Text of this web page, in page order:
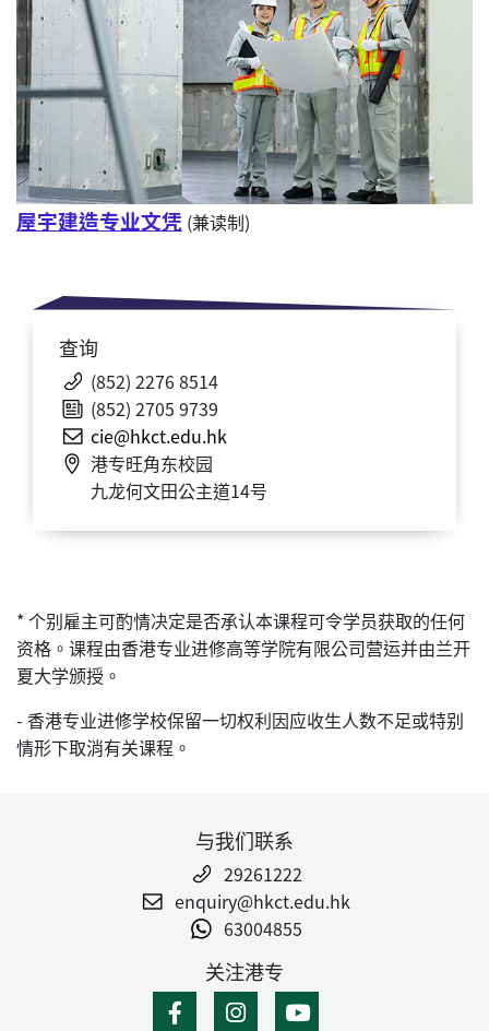
屋宇建造专业文凭 (兼读制)
查询
(852) 2276 8514
(852) 2705 9739
cie@hkct.edu.hk
港专旺角东校园
九龙何文田公主道14号
* 个别雇主可酌情决定是否承认本课程可令学员获取的任何
资格。课程由香港专业进修高等学院有限公司营运并由兰开
夏大学颁授。
- 香港专业进修学校保留一切权利因应收生人数不足或特别
情形下取消有关课程。
与我们联系
29261222
enquiry@hkct.edu.hk
63004855
关注港专